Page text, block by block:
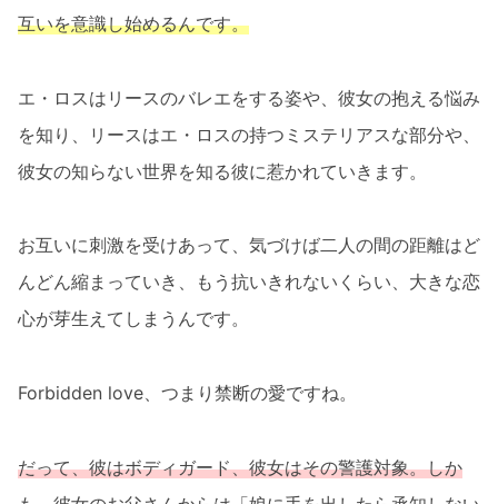
互いを意識し始めるんです。
エ・ロスはリースのバレエをする姿や、彼女の抱える悩み
を知り、リースはエ・ロスの持つミステリアスな部分や、
彼女の知らない世界を知る彼に惹かれていきます。
お互いに刺激を受けあって、気づけば二人の間の距離はど
んどん縮まっていき、もう抗いきれないくらい、大きな恋
心が芽生えてしまうんです。
Forbidden love、つまり禁断の愛ですね。
だって、彼はボディガード、彼女はその警護対象。しか